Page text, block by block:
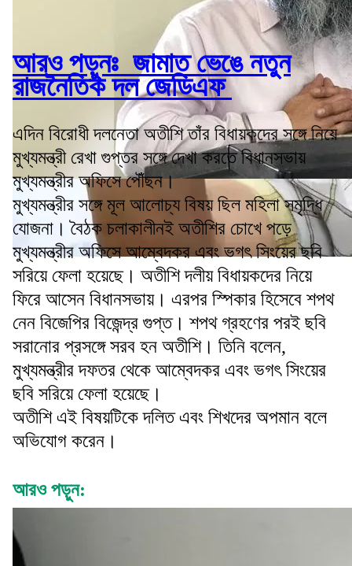
আরও পড়ুনঃ জামাত ভেঙে নতুন
রাজনৈতিক দল জেডিএফ
এদিন বিরোধী দলনেতা অতীশি তাঁর বিধায়কদের সঙ্গে নিয়ে
মুখ্যমন্ত্রী রেখা গুপ্তর সঙ্গে দেখা করতে বিধানসভায়
মুখ্যমন্ত্রীর অফিসে পৌঁছন।
মুখ্যমন্ত্রীর সঙ্গে মূল আলোচ্য বিষয় ছিল মহিলা সমৃদ্ধি
যোজনা। বৈঠক চলাকালীনই অতীশির চোখে পড়ে
মুখ্যমন্ত্রীর অফিসে আম্বেদকর এবং ভগৎ সিংয়ের ছবি
সরিয়ে ফেলা হয়েছে। অতীশি দলীয় বিধায়কদের নিয়ে
ফিরে আসেন বিধানসভায়। এরপর স্পিকার হিসেবে শপথ
নেন বিজেপির বিজেন্দ্র গুপ্ত। শপথ গ্রহণের পরই ছবি
সরানোর প্রসঙ্গে সরব হন অতীশি। তিনি বলেন,
মুখ্যমন্ত্রীর দফতর থেকে আম্বেদকর এবং ভগৎ সিংয়ের
ছবি সরিয়ে ফেলা হয়েছে।
অতীশি এই বিষয়টিকে দলিত এবং শিখদের অপমান বলে
অভিযোগ করেন।
আরও পড়ুন: